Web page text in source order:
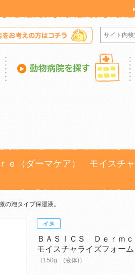
ｅ（ダーマケア） モイスチ
の泡タイプ保湿液。
ＢＡＳＩＣＳ Ｄｅｒｍ
モイスチャライズフォー
（150g (液体)）